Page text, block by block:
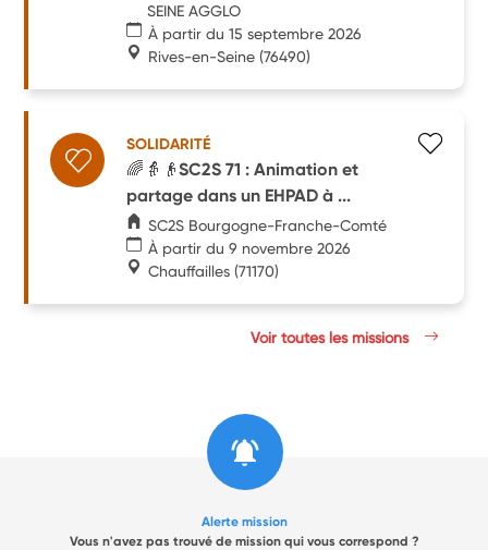
SEINE AGGLO
À partir du 15 septembre 2026
Rives-en-Seine (76490)
SOLIDARITÉ
🌈👵👴SC2S 71 : Animation et
partage dans un EHPAD à ...
SC2S Bourgogne-Franche-Comté
À partir du 9 novembre 2026
Chauffailles (71170)
Voir toutes les missions
Alerte mission
Vous n'avez pas trouvé de mission qui vous correspond ?